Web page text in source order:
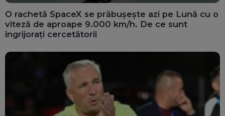
O rachetă SpaceX se prăbușește azi pe Lună cu o
viteză de aproape 9.000 km/h. De ce sunt
îngrijorați cercetătorii